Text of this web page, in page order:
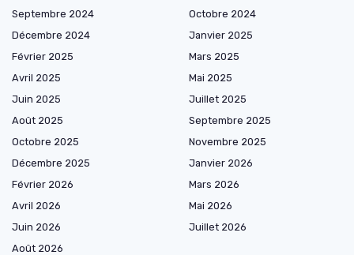
Septembre 2024
Octobre 2024
Décembre 2024
Janvier 2025
Février 2025
Mars 2025
Avril 2025
Mai 2025
Juin 2025
Juillet 2025
Août 2025
Septembre 2025
Octobre 2025
Novembre 2025
Décembre 2025
Janvier 2026
Février 2026
Mars 2026
Avril 2026
Mai 2026
Juin 2026
Juillet 2026
Août 2026